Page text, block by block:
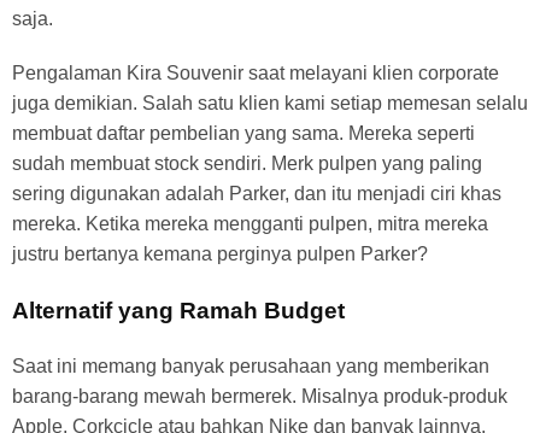
saja.
Pengalaman Kira Souvenir saat melayani klien corporate
juga demikian. Salah satu klien kami setiap memesan selalu
membuat daftar pembelian yang sama. Mereka seperti
sudah membuat stock sendiri. Merk pulpen yang paling
sering digunakan adalah Parker, dan itu menjadi ciri khas
mereka. Ketika mereka mengganti pulpen, mitra mereka
justru bertanya kemana perginya pulpen Parker?
Alternatif yang Ramah Budget
Saat ini memang banyak perusahaan yang memberikan
barang-barang mewah bermerek. Misalnya produk-produk
Apple, Corkcicle atau bahkan Nike dan banyak lainnya.